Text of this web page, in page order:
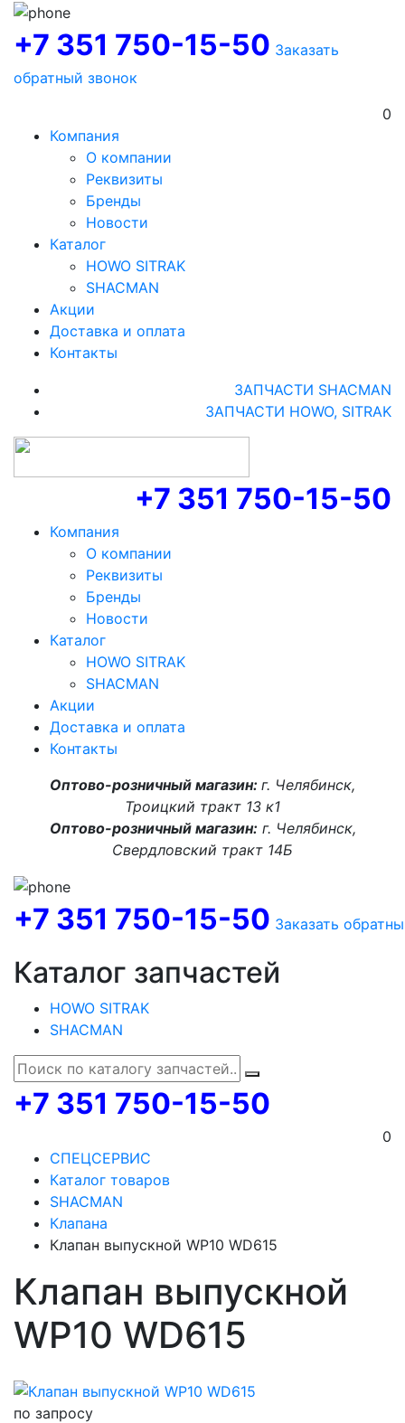
+7 351 750-15-50 Заказать
обратный звонок
0
Компания
О компании
Реквизиты
Бренды
Новости
Каталог
HOWO SITRAK
SHACMAN
Акции
Доставка и оплата
Контакты
ЗАПЧАСТИ SHACMAN
ЗАПЧАСТИ HOWO, SITRAK
+7 351 750-15-50
Компания
О компании
Реквизиты
Бренды
Новости
Каталог
HOWO SITRAK
SHACMAN
Акции
Доставка и оплата
Контакты
Оптово-розничный магазин: г. Челябинск,
Троицкий тракт 13 к1
Оптово-розничный магазин:г. Челябинск,
Свердловский тракт 14Б
+7 351 750-15-50 Заказать
Каталог запчастей
HOWO SITRAK
SHACMAN
+7 351 750-15-50
0
СПЕЦСЕРВИС
Каталог товаров
SHACMAN
Клапана
Клапан выпускной WP10 WD615
Клапан выпускной
WP10 WD615
по запросу